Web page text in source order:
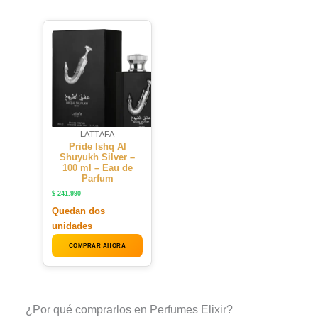
LATTAFA
Pride Ishq Al
Shuyukh Silver –
100 ml – Eau de
Parfum
$ 241.990
Quedan dos
unidades
COMPRAR AHORA
¿Por qué comprarlos en Perfumes Elixir?